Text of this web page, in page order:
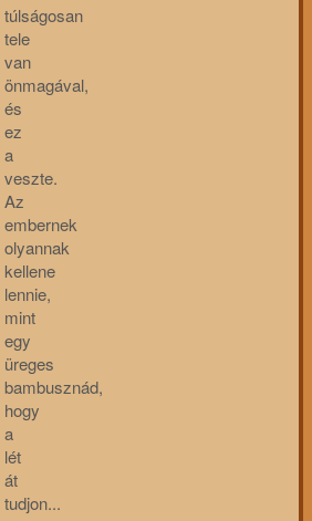
túlságosan
tele
van
önmagával,
és
ez
a
veszte.
Az
embernek
olyannak
kellene
lennie,
mint
egy
üreges
bambusznád,
hogy
a
lét
át
tudjon...